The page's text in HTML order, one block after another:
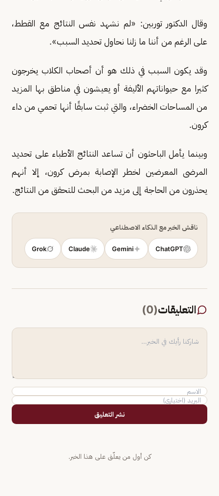
وقال الدكتور توربين: «لم نشهد نفس النتائج مع القطط،
على الرغم من أننا ما زلنا نحاول تحديد السبب».
وقد يكون السبب في ذلك هو أن أصحاب الكلاب يخرجون
كثيرا مع حيواناتهم الأليفة أو يعيشون في مناطق بها المزيد
من المساحات الخضراء، والتي ثبت سابقًا أنها تحمي من داء
كرون.
وبينما يأمل الباحثون أن تساعد النتائج الأطباء على تحديد
المرضى المعرضين لخطر الإصابة بمرض كرون، إلا أنهم
يحذرون من الحاجة إلى مزيد من البحث للتحقق من النتائج.
ناقش الخبر مع الذكاء الاصطناعي
ChatGPT
Gemini
Claude
Grok
التعليقات(
0
)
نشر التعليق
كن أول من يعلّق على هذا الخبر.